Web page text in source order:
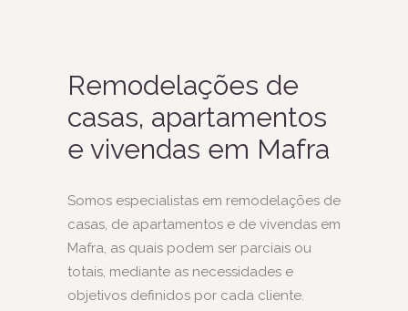
Remodelações de
casas, apartamentos
e vivendas em Mafra
Somos especialistas em remodelações de
casas, de apartamentos e de vivendas em
Mafra, as quais podem ser parciais ou
totais, mediante as necessidades e
objetivos definidos por cada cliente.